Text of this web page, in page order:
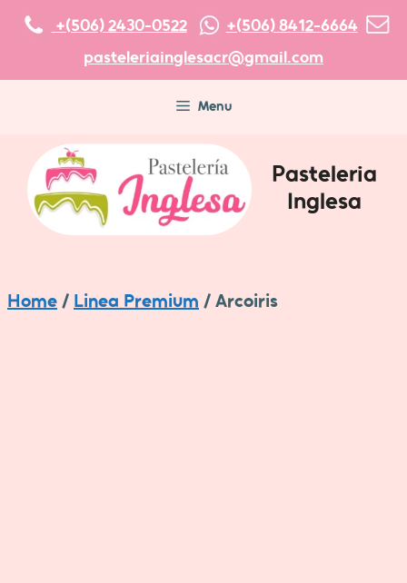
Skip
+(506) 2430-0522
+(506) 8412-6664
pasteleriainglesacr@gmail.com
Menu
Pasteleria
Inglesa
Home / Linea Premium / Arcoiris